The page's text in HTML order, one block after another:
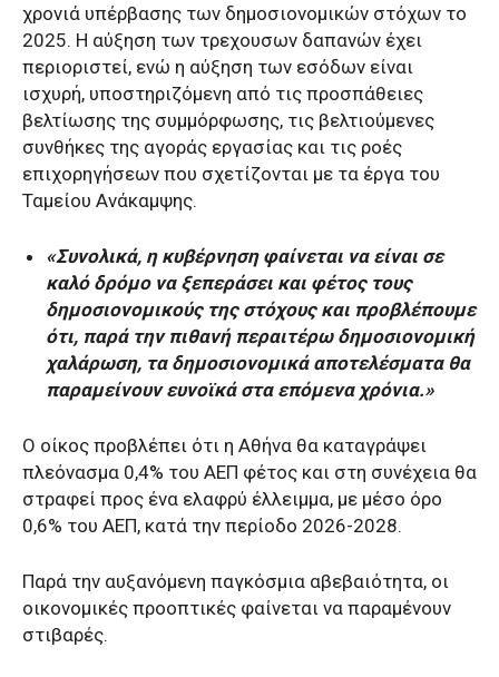
χρονιά υπέρβασης των δημοσιονομικών στόχων το
2025. Η αύξηση των τρεχουσων δαπανών έχει
περιοριστεί, ενώ η αύξηση των εσόδων είναι
ισχυρή, υποστηριζόμενη από τις προσπάθειες
βελτίωσης της συμμόρφωσης, τις βελτιούμενες
συνθήκες της αγοράς εργασίας και τις ροές
επιχορηγήσεων που σχετίζονται με τα έργα του
Ταμείου Ανάκαμψης.
«Συνολικά, η κυβέρνηση φαίνεται να είναι σε
καλό δρόμο να ξεπεράσει και φέτος τους
δημοσιονομικούς της στόχους και προβλέπουμε
ότι, παρά την πιθανή περαιτέρω δημοσιονομική
χαλάρωση, τα δημοσιονομικά αποτελέσματα θα
παραμείνουν ευνοϊκά στα επόμενα χρόνια.»
Ο οίκος προβλέπει ότι η Αθήνα θα καταγράψει
πλεόνασμα 0,4% του ΑΕΠ φέτος και στη συνέχεια θα
στραφεί προς ένα ελαφρύ έλλειμμα, με μέσο όρο
0,6% του ΑΕΠ, κατά την περίοδο 2026-2028.
Παρά την αυξανόμενη παγκόσμια αβεβαιότητα, οι
οικονομικές προοπτικές φαίνεται να παραμένουν
στιβαρές.